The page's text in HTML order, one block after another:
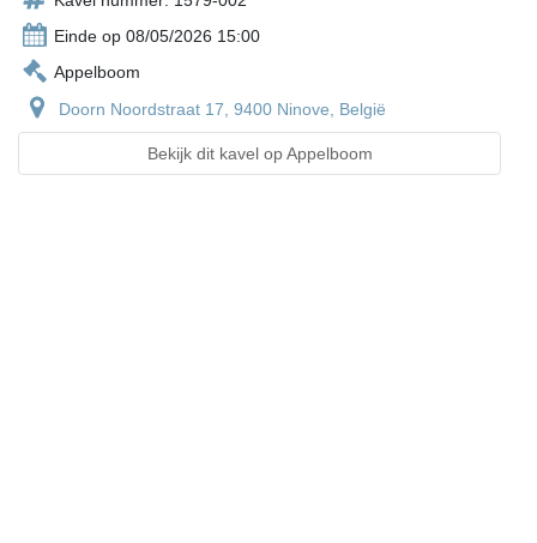
Einde op 08/05/2026 15:00
Appelboom
Doorn Noordstraat 17, 9400 Ninove, België
Bekijk dit kavel op Appelboom